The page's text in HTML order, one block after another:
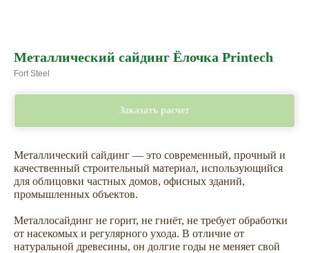
Металлический сайдинг Ёлочка Printech
Fort Steel
Заказать расчет
Металлический сайдинг — это современный, прочный и
качественный строительный материал, использующийся
для облицовки частных домов, офисных зданий,
промышленных объектов.
Металлосайдинг не горит, не гниёт, не требует обработки
от насекомых и регулярного ухода. В отличие от
натуральной древесины, он долгие годы не меняет свой